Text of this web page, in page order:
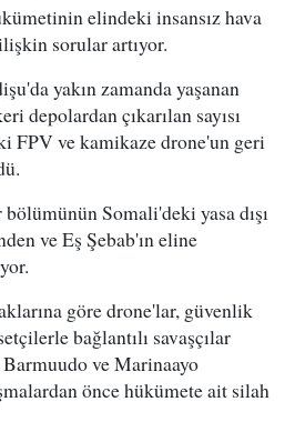
elindeki insansız hava
sorular artıyor.
yakın zamanda yaşanan
depolardan çıkarılan sayısı
FPV ve kamikaze drone'un geri
Somali'deki yasa dışı
ve Eş Şebab'ın eline
göre drone'lar, güvenlik
bağlantılı savaşçılar
ve Marinaayo
önce hükümete ait silah